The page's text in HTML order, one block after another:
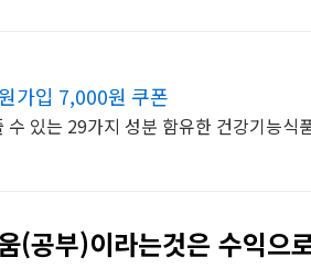
가입 7,000원 쿠폰
있는 29가지 성분 함유한 건강기능식
(공부)이라는것은 수익으